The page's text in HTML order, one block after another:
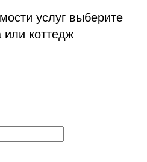
услуг выберите
или коттедж